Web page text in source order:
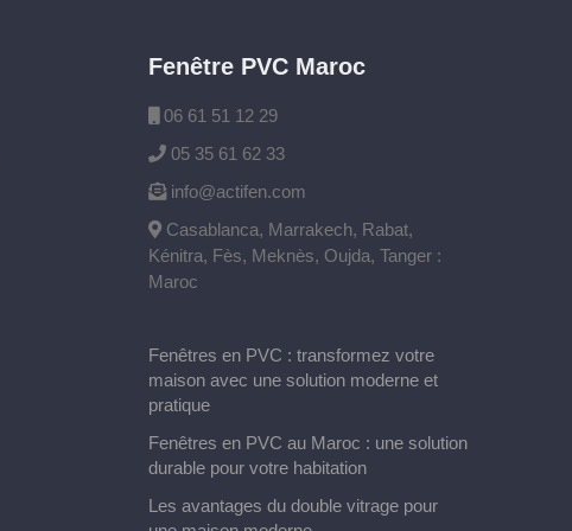
Fenêtre PVC Maroc
06 61 51 12 29
05 35 61 62 33
info@actifen.com
Casablanca, Marrakech, Rabat,
Kénitra, Fès, Meknès, Oujda, Tanger :
Maroc
Fenêtres en PVC : transformez votre
maison avec une solution moderne et
pratique
Fenêtres en PVC au Maroc : une solution
durable pour votre habitation
Les avantages du double vitrage pour